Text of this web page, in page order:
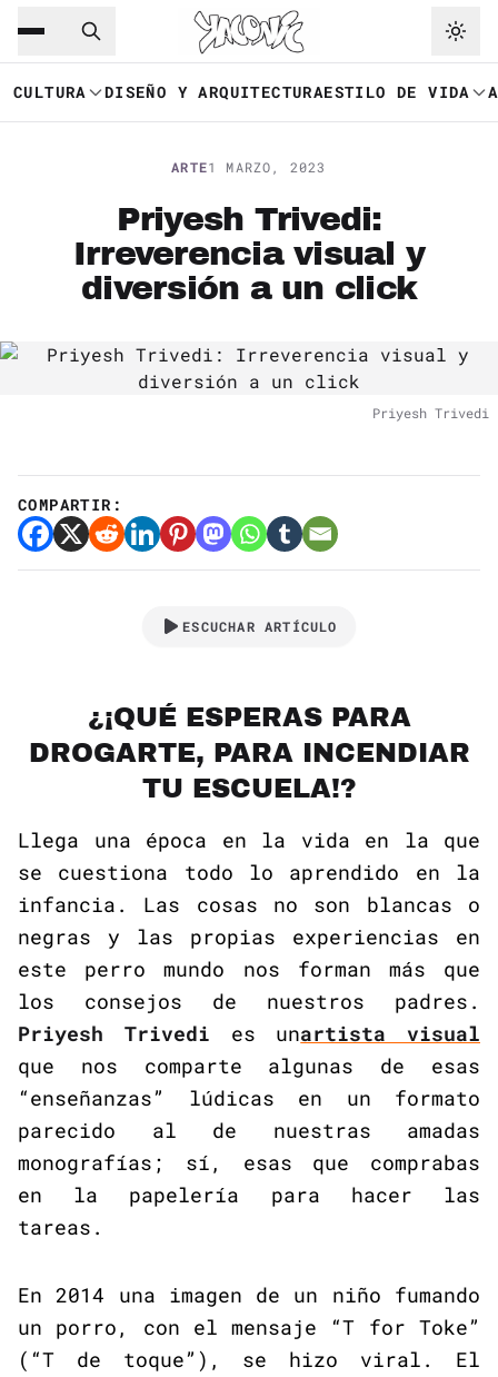
Saltar al contenido principal
CULTURA DISEÑO Y ARQUITECTURAESTILO DE VIDA
ARTE1 MARZO, 2023
Priyesh Trivedi:
Irreverencia visual y
diversión a un click
Priyesh Trivedi
COMPARTIR:
ESCUCHAR ARTÍCULO
¿¡QUÉ ESPERAS PARA
DROGARTE, PARA INCENDIAR
TU ESCUELA!?
Llega una época en la vida en la que
se cuestiona todo lo aprendido en la
infancia. Las cosas no son blancas o
negras y las propias experiencias en
este perro mundo nos forman más que
los consejos de nuestros padres.
Priyesh Trivedi es unartista visual
que nos comparte algunas de esas
“enseñanzas” lúdicas en un formato
parecido al de nuestras amadas
monografías; sí, esas que comprabas
en la papelería para hacer las
tareas.
En 2014 una imagen de un niño fumando
un porro, con el mensaje “T for Toke”
(“T de toque”), se hizo viral. El